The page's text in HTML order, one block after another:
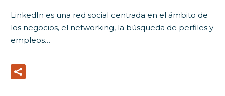
LinkedIn es una red social centrada en el ámbito de
los negocios, el networking, la búsqueda de perfiles y
empleos…